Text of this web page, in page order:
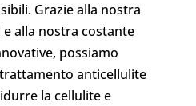
Grazie alla nostra
alla nostra costante
possiamo
anticellulite
la cellulite e